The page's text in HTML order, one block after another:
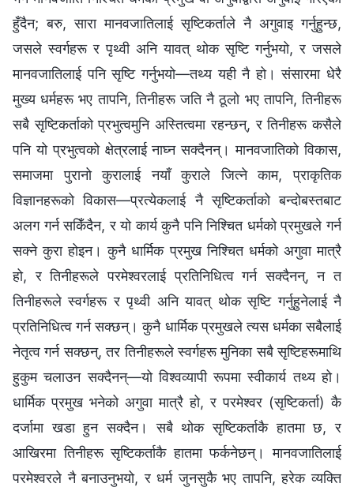
हुँदैन; बरु, सारा मानवजातिलाई सृष्टिकर्ताले नै अगुवाइ गर्नुहुन्छ,
जसले स्वर्गहरू र पृथ्वी अनि यावत् थोक सृष्टि गर्नुभयो, र जसले
मानवजातिलाई पनि सृष्टि गर्नुभयो—तथ्य यही नै हो। संसारमा धेरै
मुख्य धर्महरू भए तापनि, तिनीहरू जति नै ठूलो भए तापनि, तिनीहरू
सबै सृष्टिकर्ताको प्रभुत्वमुनि अस्तित्वमा रहन्छन्, र तिनीहरू कसैले
पनि यो प्रभुत्वको क्षेत्रलाई नाघ्‍न सक्दैनन्। मानवजातिको विकास,
समाजमा पुरानो कुरालाई नयाँ कुराले जित्‍ने काम, प्राकृतिक
विज्ञानहरूको विकास—प्रत्येकलाई नै सृष्टिकर्ताको बन्दोबस्तबाट
अलग गर्न सकिँदैन, र यो कार्य कुनै पनि निश्‍चित धर्मको प्रमुखले गर्न
सक्‍ने कुरा होइन। कुनै धार्मिक प्रमुख निश्‍चित धर्मको अगुवा मात्रै
हो, र तिनीहरूले परमेश्‍वरलाई प्रतिनिधित्व गर्न सक्दैनन्, न त
तिनीहरूले स्वर्गहरू र पृथ्वी अनि यावत् थोक सृष्टि गर्नुहुनेलाई नै
प्रतिनिधित्व गर्न सक्छन्। कुनै धार्मिक प्रमुखले त्यस धर्मका सबैलाई
नेतृत्व गर्न सक्छन्, तर तिनीहरूले स्वर्गहरू मुनिका सबै सृष्टिहरूमाथि
हुकुम चलाउन सक्दैनन्—यो विश्‍वव्यापी रूपमा स्वीकार्य तथ्य हो।
धार्मिक प्रमुख भनेको अगुवा मात्रै हो, र परमेश्‍वर (सृष्टिकर्ता) कै
दर्जामा खडा हुन सक्दैन। सबै थोक सृष्टिकर्ताकै हातमा छ, र
आखिरमा तिनीहरू सृष्टिकर्ताकै हातमा फर्कनेछन्। मानवजातिलाई
परमेश्‍वरले नै बनाउनुभयो, र धर्म जुनसुकै भए तापनि, हरेक व्यक्ति